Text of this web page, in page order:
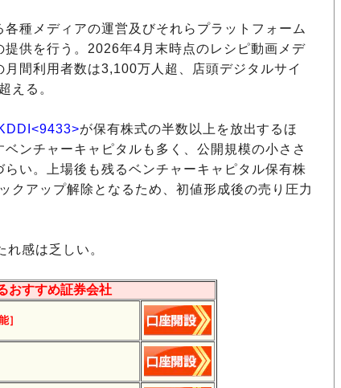
種メディアの運営及びそれらプラットフォーム
提供を行う。2026年4月末時点のレシピ動画メデ
月間利用者数は3,100万人超、店頭デジタルサイ
える。
が保有株式の半数以上を放出するほ
ンチャーキャピタルも多く、公開規模の小ささ
い。上場後も残るベンチャーキャピタル保有株
クアップ解除となるため、初値形成後の売り圧力
感は乏しい。
おすすめ証券会社
］